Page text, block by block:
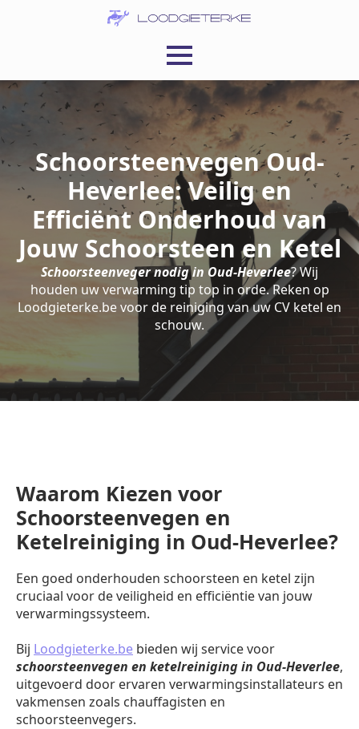
Schoorsteenvegen Oud-
Heverlee: Veilig en
Efficiënt Onderhoud van
Jouw Schoorsteen en Ketel
Schoorsteenveger nodig in Oud-Heverlee? Wij
houden uw verwarming tip top in orde. Reken op
Loodgieterke.be voor de reiniging van uw CV ketel en
schouw.
Waarom Kiezen voor
Schoorsteenvegen en
Ketelreiniging in Oud-Heverlee?
Een goed onderhouden schoorsteen en ketel zijn
cruciaal voor de veiligheid en efficiëntie van jouw
verwarmingssysteem.
Bij Loodgieterke.be bieden wij service voor
schoorsteenvegen en ketelreiniging in Oud-Heverlee,
uitgevoerd door ervaren verwarmingsinstallateurs en
vakmensen zoals chauffagisten en
schoorsteenvegers.